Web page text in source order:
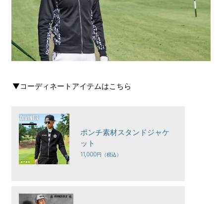
▼コーディネートアイテムはこちら
ポンチ素材スタンドジャケ
ット
11,000